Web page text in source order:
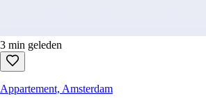
3 min geleden
Appartement, Amsterdam